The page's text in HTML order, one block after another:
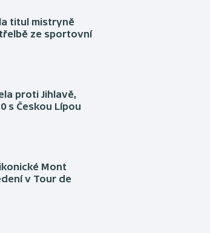
titul mistryně
ze sportovní
proti Jihlavě,
s Českou Lípou
Mont
v Tour de